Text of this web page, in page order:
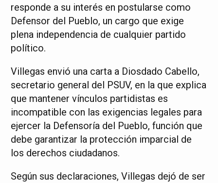
responde a su interés en postularse como
Defensor del Pueblo, un cargo que exige
plena independencia de cualquier partido
político.
Villegas envió una carta a Diosdado Cabello,
secretario general del PSUV, en la que explica
que mantener vínculos partidistas es
incompatible con las exigencias legales para
ejercer la Defensoría del Pueblo, función que
debe garantizar la protección imparcial de
los derechos ciudadanos.
Según sus declaraciones, Villegas dejó de ser